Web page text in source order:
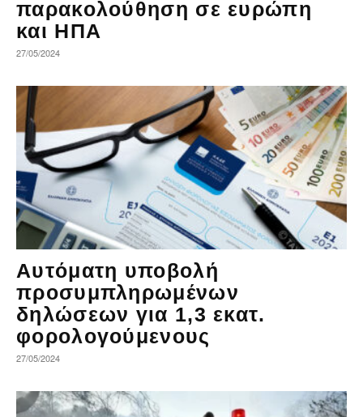
παρακολούθηση σε ευρώπη
και ΗΠΑ
27/05/2024
Αυτόματη υποβολή
προσυμπληρωμένων
δηλώσεων για 1,3 εκατ.
φορολογούμενους
27/05/2024